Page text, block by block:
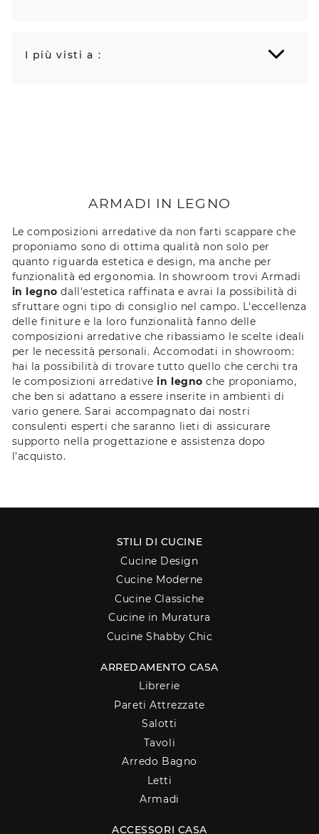
I più visti a :
ARMADI IN LEGNO
Le composizioni arredative da non farti scappare che
proponiamo sono di ottima qualità non solo per
quanto riguarda estetica e design, ma anche per
funzionalità ed ergonomia. In showroom trovi Armadi
in legno dall'estetica raffinata e avrai la possibilità di
sfruttare ogni tipo di consiglio nel campo. L'eccellenza
delle finiture e la loro funzionalità fanno delle
composizioni arredative che ribassiamo le scelte ideali
per le necessità personali. Accomodati in showroom:
hai la possibilità di trovare tutto quello che cerchi tra
le composizioni arredativein legno che proponiamo,
che ben si adattano a essere inserite in ambienti di
vario genere. Sarai accompagnato dai nostri
consulenti esperti che saranno lieti di assicurare
supporto nella progettazione e assistenza dopo
l'acquisto.
STILI DI CUCINE
Cucine Design
Cucine Moderne
Cucine Classiche
Cucine in Muratura
Cucine Shabby Chic
ARREDAMENTO CASA
Librerie
Pareti Attrezzate
Salotti
Tavoli
Arredo Bagno
Letti
Armadi
ACCESSORI CASA